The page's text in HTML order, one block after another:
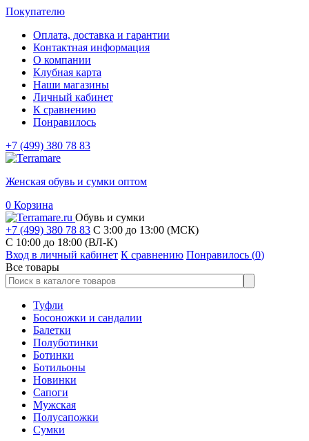
Покупателю
Оплата, доставка и гарантии
Контактная информация
О компании
Клубная карта
Наши магазины
Личный кабинет
К сравнению
Понравилось
+7 (499) 380 78 83
Женская обувь и сумки оптом
0 Корзина
Обувь и сумки
+7 (499) 380 78 83 С 3:00 до 13:00 (МСК)
C 10:00 до 18:00 (ВЛ-К)
Вход в личный кабинет К сравнению Понравилось (0)
Все товары
Туфли
Босоножки и сандалии
Балетки
Полуботинки
Ботинки
Ботильоны
Новинки
Сапоги
Мужская
Полусапожки
Сумки